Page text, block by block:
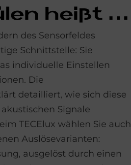
hei­ßt ...
des Sensorfeldes
Schnittstelle: Sie
individuelle Einstellen
Die
detailliert, wie sich diese
Signale
TECElux wählen Sie auch
Auslösevarianten:
ausgelöst durch einen